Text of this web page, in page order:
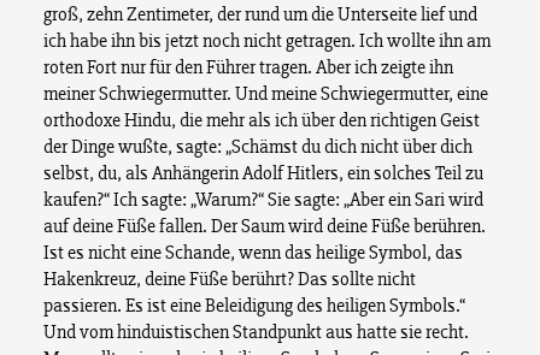
groß, zehn Zentimeter, der rund um die Unterseite lief und
ich habe ihn bis jetzt noch nicht getragen. Ich wollte ihn am
roten Fort nur für den Führer tragen. Aber ich zeigte ihn
meiner Schwiegermutter. Und meine Schwiegermutter, eine
orthodoxe Hindu, die mehr als ich über den richtigen Geist
der Dinge wußte, sagte: „Schämst du dich nicht über dich
selbst, du, als Anhängerin Adolf Hitlers, ein solches Teil zu
kaufen?“ Ich sagte: „Warum?“ Sie sagte: „Aber ein Sari wird
auf deine Füße fallen. Der Saum wird deine Füße berühren.
Ist es nicht eine Schande, wenn das heilige Symbol, das
Hakenkreuz, deine Füße berührt? Das sollte nicht
passieren. Es ist eine Beleidigung des heiligen Symbols.“
Und vom hinduistischen Standpunkt aus hatte sie recht.